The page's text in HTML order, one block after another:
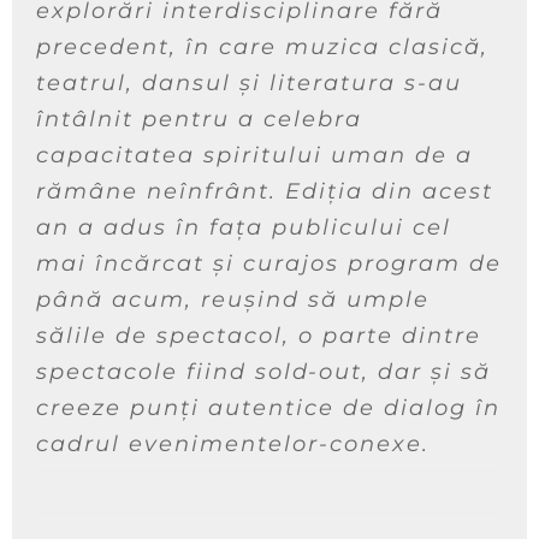
explorări interdisciplinare fără
precedent, în care muzica clasică,
teatrul, dansul și literatura s-au
întâlnit pentru a celebra
capacitatea spiritului uman de a
rămâne neînfrânt. Ediția din acest
an a adus în fața publicului cel
mai încărcat și curajos program de
până acum, reușind să umple
sălile de spectacol, o parte dintre
spectacole fiind sold-out, dar și să
creeze punți autentice de dialog în
cadrul evenimentelor-conexe.